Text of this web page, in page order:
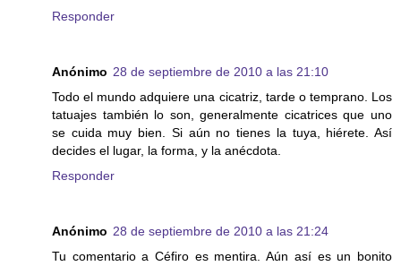
Responder
Anónimo 28 de septiembre de 2010 a las 21:10
Todo el mundo adquiere una cicatriz, tarde o temprano. Los
tatuajes también lo son, generalmente cicatrices que uno
se cuida muy bien. Si aún no tienes la tuya, hiérete. Así
decides el lugar, la forma, y la anécdota.
Responder
Anónimo 28 de septiembre de 2010 a las 21:24
Tu comentario a Céfiro es mentira. Aún así es un bonito